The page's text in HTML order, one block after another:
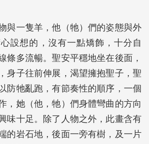
與一隻羊，他（牠）們的姿態與外
設想的，沒有一點矯飾，十分自
條多流暢。聖安平穩地坐在後面，
身子往前伸展，渴望擁抱聖子，聖
防牠亂跑，有節奏性的順序，一個
，她（他，牠）們身體彎曲的方向
味十足。除了人物之外，此畫含有
的岩石地，後面一旁有樹，及一片